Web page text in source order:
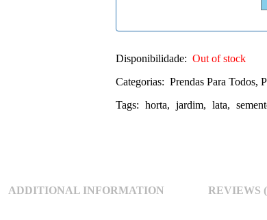
Disponibilidade: Out of stock
Categorias: Prendas Para Todos,
Tags: horta, jardim, lata,
ADDITIONAL INFORMATION REVIEWS